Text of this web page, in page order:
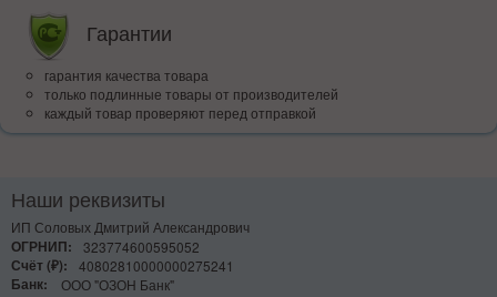
Гарантии
гарантия качества товара
только подлинные товары от производителей
каждый товар проверяют перед отправкой
Наши реквизиты
ИП Соловых Дмитрий Александрович
ОГРНИП:
323774600595052
Счёт (₽):
40802810000000275241
Банк:
ООО "ОЗОН Банк"